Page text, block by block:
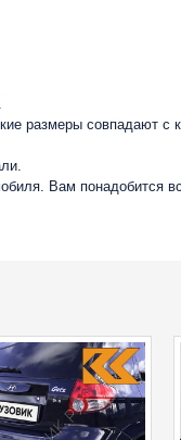
размеры совпадают
Вам понадобится